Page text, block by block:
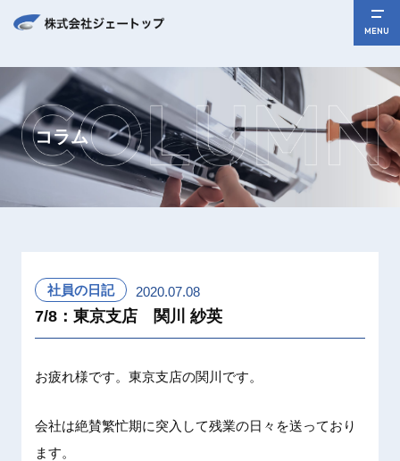
MENU
コラム
社員の日記 2020.07.08
7/8：東京支店 関川 紗英
お疲れ様です。東京支店の関川です。
会社は絶賛繁忙期に突入して残業の日々を送っており
ます。